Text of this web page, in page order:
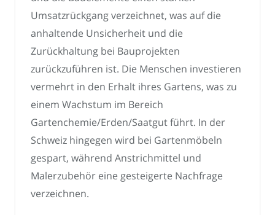
Umsatzrückgang verzeichnet, was auf die
anhaltende Unsicherheit und die
Zurückhaltung bei Bauprojekten
zurückzuführen ist. Die Menschen investieren
vermehrt in den Erhalt ihres Gartens, was zu
einem Wachstum im Bereich
Gartenchemie/Erden/Saatgut führt. In der
Schweiz hingegen wird bei Gartenmöbeln
gespart, während Anstrichmittel und
Malerzubehör eine gesteigerte Nachfrage
verzeichnen.